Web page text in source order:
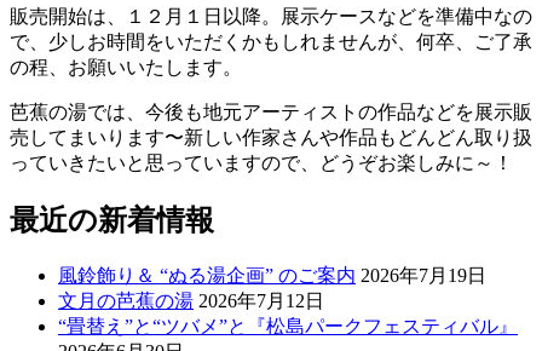
販売開始は、１２月１日以降。展示ケースなどを準備中なの
で、少しお時間をいただくかもしれませんが、何卒、ご了承
の程、お願いいたします。
芭蕉の湯では、今後も地元アーティストの作品などを展示販
売してまいります〜新しい作家さんや作品もどんどん取り扱
っていきたいと思っていますので、どうぞお楽しみに～！
最近の新着情報
風鈴飾り＆ “ぬる湯企画” のご案内 2026年7月19日
文月の芭蕉の湯 2026年7月12日
“畳替え”と“ツバメ”と『松島パークフェスティバル』